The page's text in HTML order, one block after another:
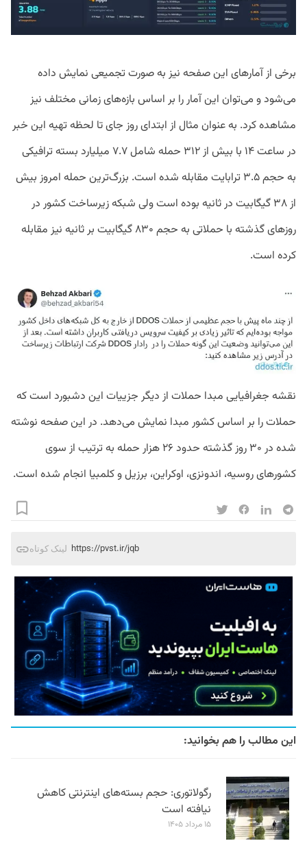
برخی از آمار‌های این صفحه نیز به صورت تجمیعی نمایش داده
می‌شود و می‌توان این آمار را بر اساس بازه‌های زمانی مختلف نیز
مشاهده کرد. به عنوان مثال از ابتدای روز جای تا لحظه تهیه این خبر
در ساعت ۱۴ با بیش از ۳۱۲ حمله شامل ۷.۷ میلیارد بسته ترافیکی
به حجم ۳.۵ ترابایت مقابله شده است. بزرگ‌ترین حمله امروز بیش
از ۳۸ گیگابیت در ثانیه بوده است ولی شبکه زیرساخت کشور در
روز‌های گذشته با حملاتی به حجم ۸۳۰ گیگابیت بر ثانیه نیز مقابله
کرده است.
نقشه جغرافیایی مبدا حملات از دیگر جزییات این دشبورد است که
حملات را بر اساس کشور مبدا نمایش می‌دهد. در این صفحه نوشته
شده در ۳۰ روز گذشته حدود ۲۶ هزار حمله به ترتیب از سوی
کشور‌های روسیه، اندونزی، اوکراین، برزیل و کلمبیا انجام شده است.
لینک کوتاه https://pvst.ir/jqb
این مطالب را هم بخوانید:
رگولاتوری: حجم بسته‌های اینترنتی کاهش
نیافته است
۱۵ مرداد ۱۴۰۵